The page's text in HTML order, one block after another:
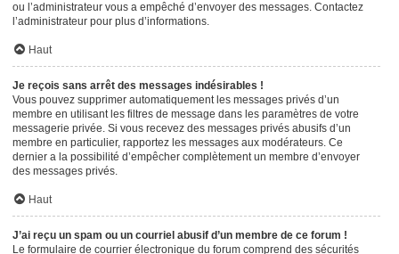
ou l’administrateur vous a empêché d’envoyer des messages. Contactez
l’administrateur pour plus d’informations.
Haut
Je reçois sans arrêt des messages indésirables !
Vous pouvez supprimer automatiquement les messages privés d’un
membre en utilisant les filtres de message dans les paramètres de votre
messagerie privée. Si vous recevez des messages privés abusifs d’un
membre en particulier, rapportez les messages aux modérateurs. Ce
dernier a la possibilité d’empêcher complètement un membre d’envoyer
des messages privés.
Haut
J’ai reçu un spam ou un courriel abusif d’un membre de ce forum !
Le formulaire de courrier électronique du forum comprend des sécurités